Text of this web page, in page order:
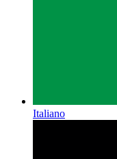
Italiano